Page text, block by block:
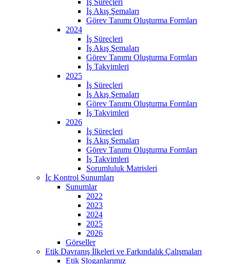
İş Akış Şemaları
Görev Tanımı Oluşturma Formları
2024
İş Süreçleri
İş Akış Şemaları
Görev Tanımı Oluşturma Formları
İş Takvimleri
2025
İş Süreçleri
İş Akış Şemaları
Görev Tanımı Oluşturma Formları
İş Takvimleri
2026
İş Süreçleri
İş Akış Şemaları
Görev Tanımı Oluşturma Formları
İş Takvimleri
Sorumluluk Matrisleri
İç Kontrol Sunumları
Sunumlar
2022
2023
2024
2025
2026
Görseller
Etik Davranış İlkeleri ve Farkındalık Çalışmaları
Etik Sloganlarımız